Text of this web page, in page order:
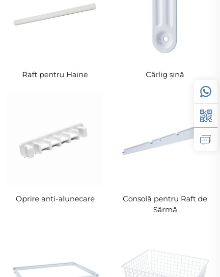
Raft pentru Haine Cârlig șină
Oprire anti-alunecare
Consolă pentru Raft de
Sârmă